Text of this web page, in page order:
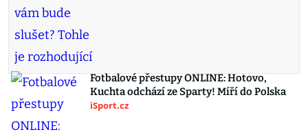
Fotbalové přestupy ONLINE: Hotovo,
Kuchta odchází ze Sparty! Míří do Polska
iSport.cz